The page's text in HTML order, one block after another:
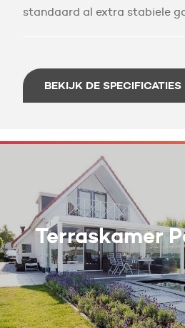
standaard al extra stabiele
BEKIJK DE SPECIFICATIES
Terraskamer